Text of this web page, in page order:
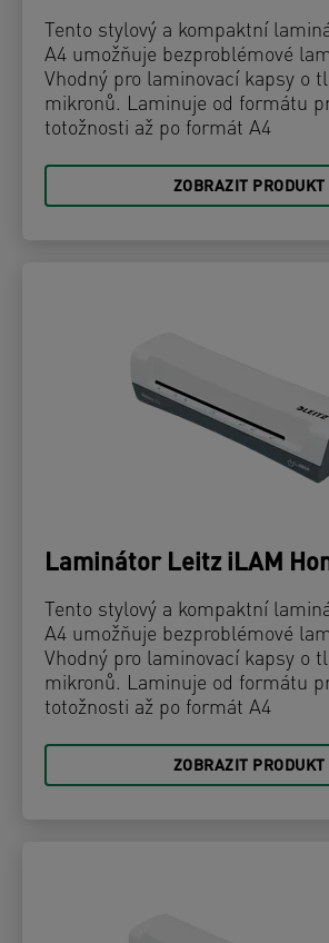
Tento stylový a kompaktní
A4 umožňuje bezproblémové
Vhodný pro laminovací kapsy o
mikronů. Laminuje od formátu
totožnosti až po formát A4
ZOBRAZIT PRODUKT
Laminátor Leitz iLAM
Tento stylový a kompaktní
A4 umožňuje bezproblémové
Vhodný pro laminovací kapsy o
mikronů. Laminuje od formátu
totožnosti až po formát A4
ZOBRAZIT PRODUKT